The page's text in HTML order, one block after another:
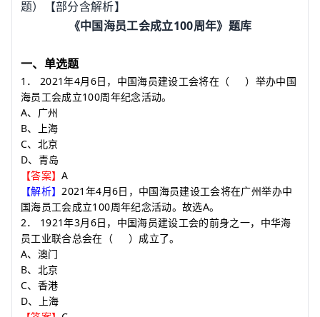
题）【部分含解析】
《中国海员工会成立100周年》题库
一、单选题
1 ． 2021年4月 6日，中国海员建设工会将在 （ ） 举办中国
海员工会成立100周年纪念活动。
A、广州
B、上海
C、北京
D、青岛
【答案】A
【解析】 2021 年4月6日，中国海员建设工会将在广州举办中
国海员工会成立100周年纪念活动。故选A。
2． 1921年3月 6日，中国海员建设工会的前身之一，中华海
员工业联合总会在 （ ） 成立了。
A、澳门
B、北京
C、香港
D、上海